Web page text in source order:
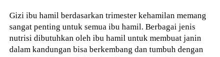
Gizi ibu hamil berdasarkan trimester kehamilan memang
sangat penting untuk semua ibu hamil. Berbagai jenis
nutrisi dibutuhkan oleh ibu hamil untuk membuat janin
dalam kandungan bisa berkembang dan tumbuh dengan